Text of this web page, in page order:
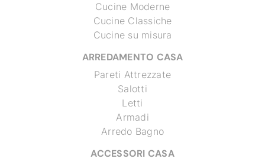
Cucine Moderne
Cucine Classiche
Cucine su misura
ARREDAMENTO CASA
Pareti Attrezzate
Salotti
Letti
Armadi
Arredo Bagno
ACCESSORI CASA